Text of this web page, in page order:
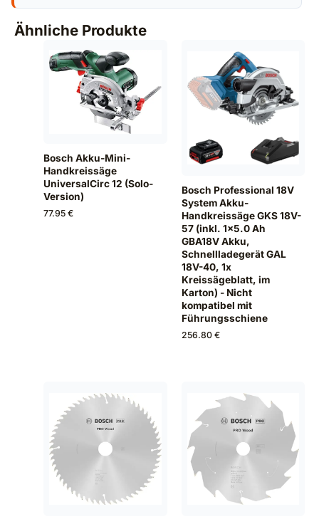
Ähnliche Produkte
Bosch Akku-Mini-
Handkreissäge
UniversalCirc 12 (Solo-
Version)
77.95 €
Bosch Professional 18V
System Akku-
Handkreissäge GKS 18V-
57 (inkl. 1x5.0 Ah
GBA18V Akku,
Schnellladegerät GAL
18V-40, 1x
Kreissägeblatt, im
Karton) - Nicht
kompatibel mit
Führungsschiene
256.80 €